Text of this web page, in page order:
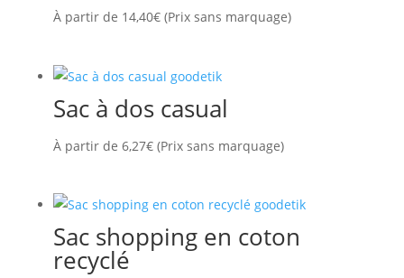
À partir de 14,40€(Prix sans marquage)
Sac à dos casual
À partir de 6,27€(Prix sans marquage)
Sac shopping en coton
recyclé